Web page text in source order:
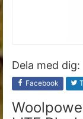
Dela med dig:
Facebook